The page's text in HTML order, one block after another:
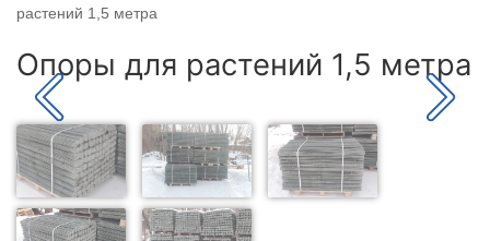
растений 1,5 метра
Опоры для растений 1,5 метра